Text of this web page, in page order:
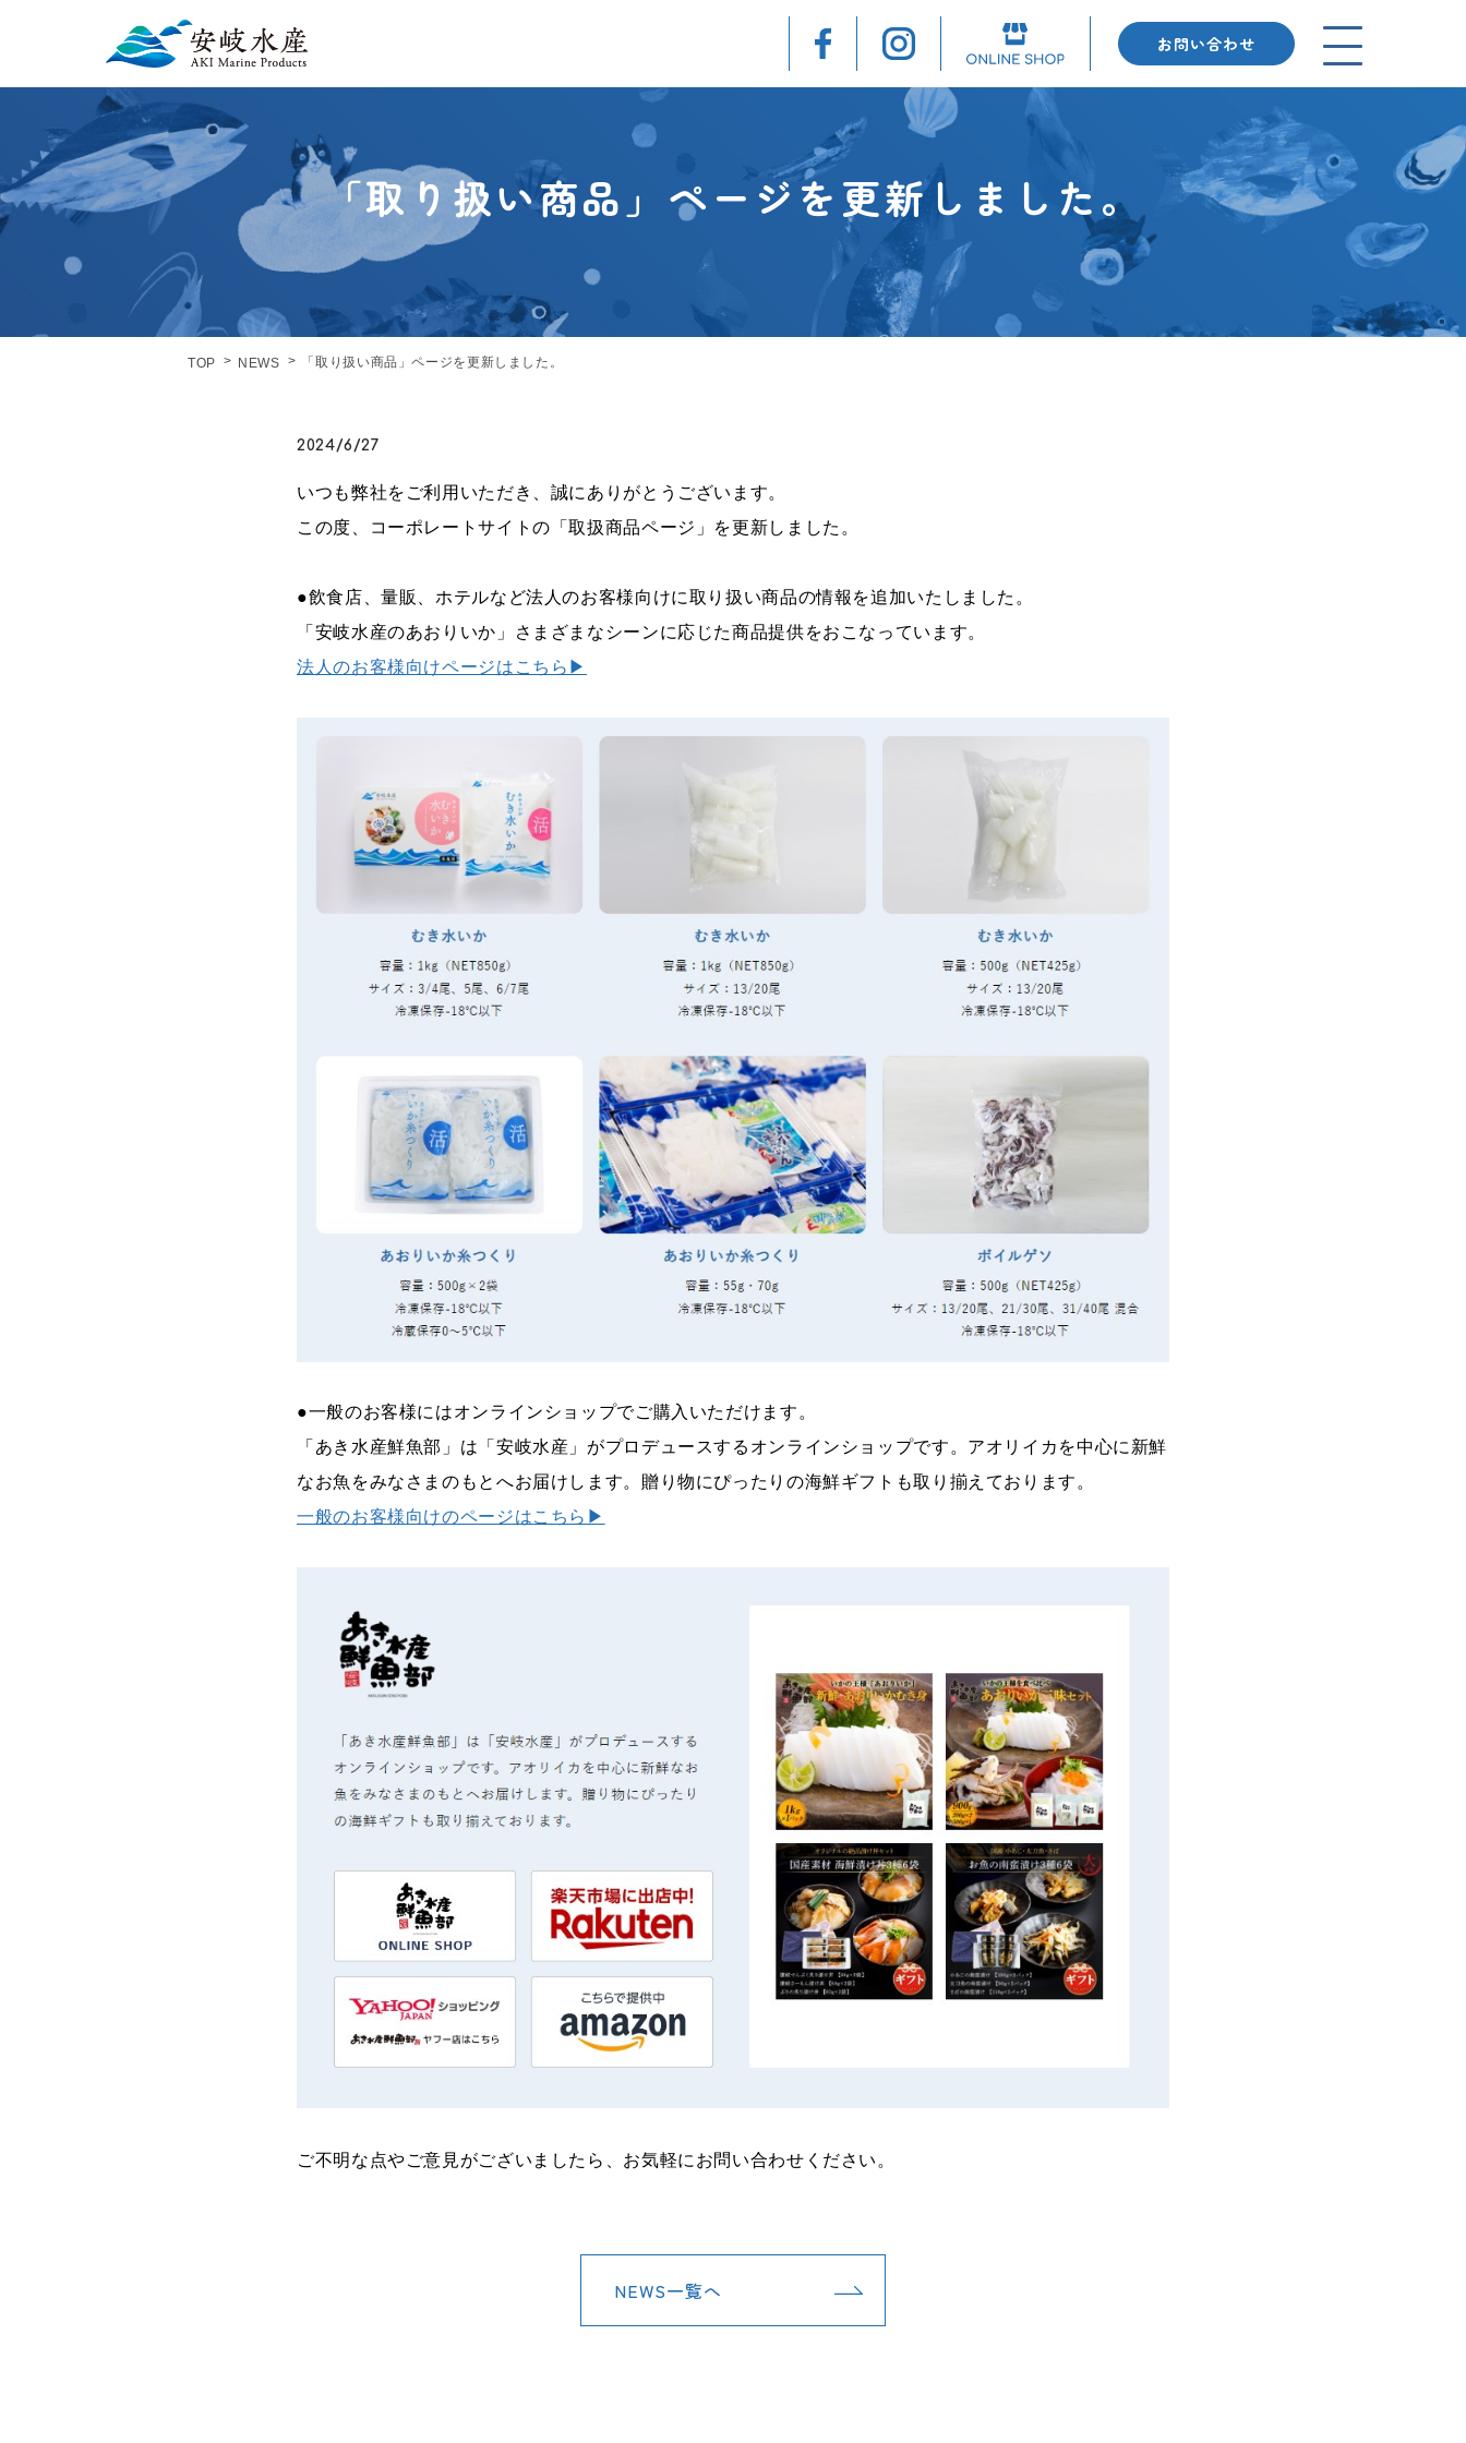
お問い合わせ
「取り扱い商品」ページを更新しました。
TOP NEWS 「取り扱い商品」ページを更新しました。
2024/6/27
いつも弊社をご利用いただき、誠にありがとうございます。
この度、コーポレートサイトの「取扱商品ページ」を更新しました。
●飲食店、量販、ホテルなど法人のお客様向けに取り扱い商品の情報を追加いたしました。
「安岐水産のあおりいか」さまざまなシーンに応じた商品提供をおこなっています。
法人のお客様向けページはこちら▶
●一般のお客様にはオンラインショップでご購入いただけます。
「あき水産鮮魚部」は「安岐水産」がプロデュースするオンラインショップです。アオリイカを中心に新鮮
なお魚をみなさまのもとへお届けします。贈り物にぴったりの海鮮ギフトも取り揃えております。
一般のお客様向けのページはこちら▶
ご不明な点やご意見がございましたら、お気軽にお問い合わせください。
NEWS一覧へ